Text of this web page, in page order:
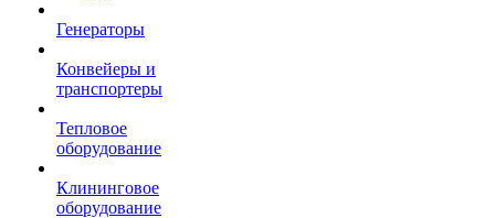
Генераторы
Конвейеры и
транспортеры
Тепловое
оборудование
Клининговое
оборудование